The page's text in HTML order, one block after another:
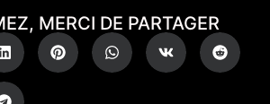
MERCI DE PARTAGER